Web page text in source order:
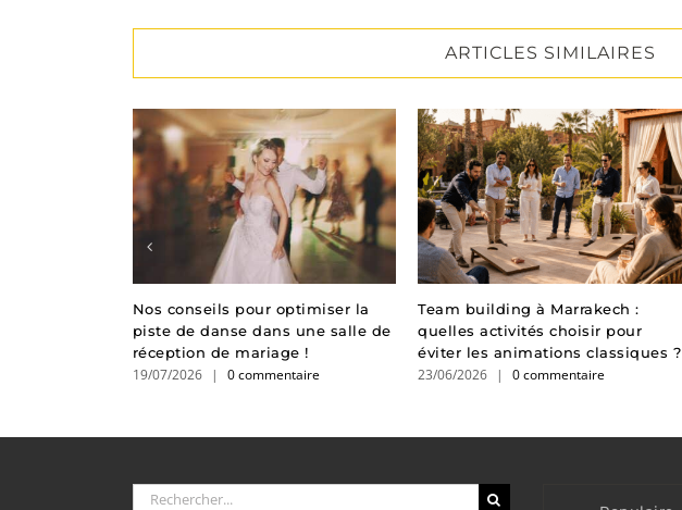
ARTICLES SIMILAIRES
Nos conseils pour optimiser la
piste de danse dans une salle de
réception de mariage !
19/07/2026 | 0 commentaire
Team building à Marrakech :
quelles activités choisir pour
éviter les animations classiques ?
23/06/2026 | 0 commentaire
Rechercher: